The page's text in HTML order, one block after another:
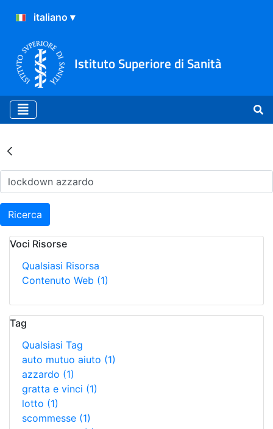
Istituto Superiore di Sanità
Risultati della Ricerca -
Ricerca
Voci Risorse
Qualsiasi Risorsa
Contenuto Web (1)
Tag
Qualsiasi Tag
auto mutuo aiuto (1)
azzardo (1)
gratta e vinci (1)
lotto (1)
scommesse (1)